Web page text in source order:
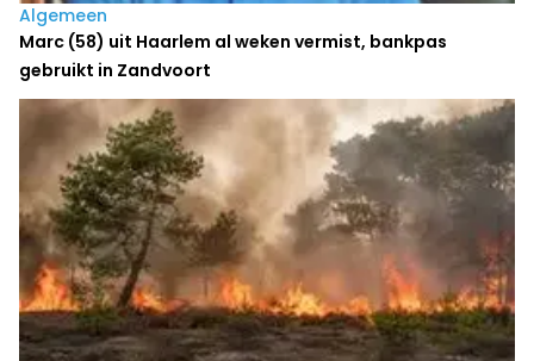
Algemeen
Marc (58) uit Haarlem al weken vermist, bankpas
gebruikt in Zandvoort